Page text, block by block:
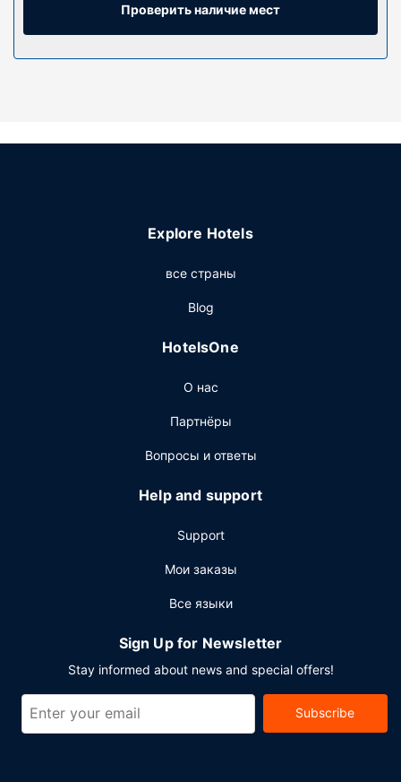
принадлежности. Предоставляются следующие
Воспользуйтесь разнообразными возможностями для
Когда вы проголодаетесь, зайдите в ресторан ROAR
Гостям также предлагается кофейня/кафе. Завтрак (с
дополнительную плату.
круглосуточная работа стойки регистрации, хранение
багажа и услуги прачечной. Предоставляется
бесплатная самостоятельная парковка.
Проверить наличие мест
Explore Hotels
все страны
Blog
HotelsOne
О нас
Партнёры
Вопросы и ответы
Help and support
Support
Мои заказы
Все языки
Sign Up for Newsletter
Stay informed about news and special offers!
Subscribe